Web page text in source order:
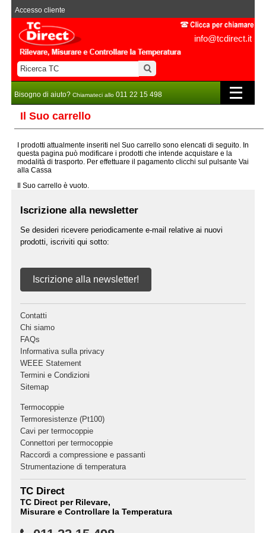
info@tcdirect.it
Accesso cliente
Bisogno di aiuto? Chiamateci allo 011 22 15 498
Il Suo carrello
I prodotti attualmente inseriti nel Suo carrello sono elencati di seguito. In
questa pagina può modificare i prodotti che intende acquistare e la
modalità di trasporto. Per effettuare il pagamento clicchi sul pulsante Vai
alla Cassa
Il Suo carrello è vuoto.
Iscrizione alla newsletter
Se desideri ricevere periodicamente e-mail relative ai nuovi
prodotti, iscriviti qui sotto:
Iscrizione alla newsletter!
Contatti
Chi siamo
FAQs
Informativa sulla privacy
WEEE Statement
Termini e Condizioni
Sitemap
Termocoppie
Termoresistenze (Pt100)
Cavi per termocoppie
Connettori per termocoppie
Raccordi a compressione e passanti
Strumentazione di temperatura
TC Direct
TC Direct per Rilevare,
Misurare e Controllare la Temperatura